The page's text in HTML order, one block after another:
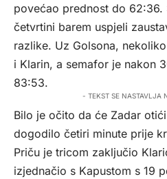
povećao prednost do 62:36.
četvrtini barem uspjeli
razlike. Uz Golsona,
i Klarin, a semafor je nakon
83:53.
- TEKST SE NASTAVLJA
Bilo je očito da će Zadar
dogodilo četiri minute prije
Priču je tricom zaključio
izjednačio s Kapustom s 19